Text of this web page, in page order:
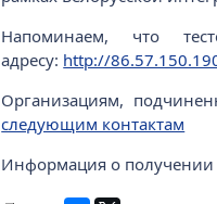
Напоминаем, что
адресу: http://
Организациям,
следующим контактам
Информация о получении